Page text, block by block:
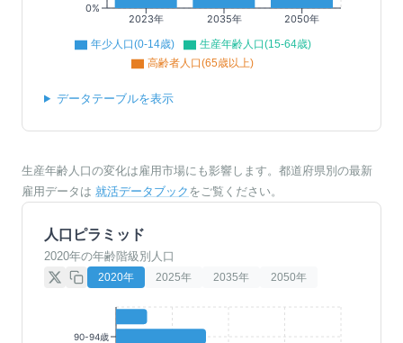
2023年 2035年 2050年
0%
年少人口(0-14歳)
生産年齢人口(15-64歳)
高齢者人口(65歳以上)
データテーブルを表示
生産年齢人口の変化は雇用市場にも影響します。都道府県別の最新
雇用データは 就活データブック をご覧ください。
人口ピラミッド
2020年の年齢階級別人口
2020年 2025年 2035年 2050年
90-94歳